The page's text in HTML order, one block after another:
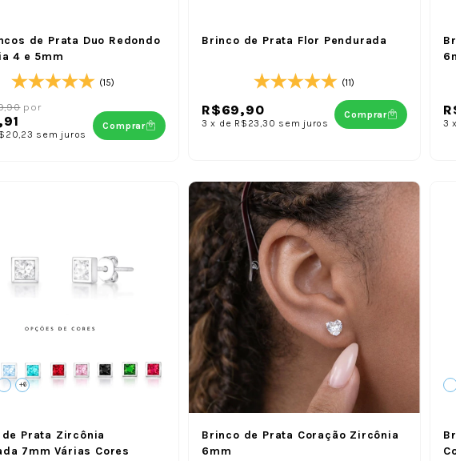
de Prata Duo Redondo
4 e 5mm
(15)
por
sem juros
Comprar
Brinco de Prata Flor Pendurada
(11)
R$69,90
3 x de R$23,30 sem juros
Comprar
3 x
+6
Prata Zircônia
7mm Várias Cores
Brinco de Prata Coração Zircônia
6mm